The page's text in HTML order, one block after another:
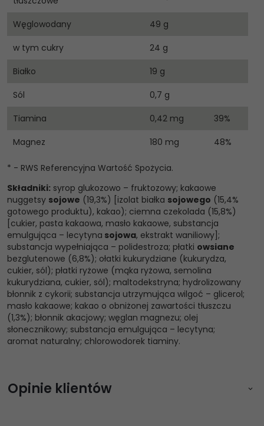
Węglowodany
49 g
w tym cukry
24 g
Białko
19 g
Sól
0,7 g
Tiamina
0,42 mg
39%
Magnez
180 mg 48%
* - RWS Referencyjna Wartość Spożycia.
Składniki: syrop glukozowo – fruktozowy; kakaowe
nuggetsy sojowe (19,3%) [izolat białka sojowego (15,4%
gotowego produktu), kakao); ciemna czekolada (15,8%)
[cukier, pasta kakaowa, masło kakaowe, substancja
emulgująca – lecytyna sojowa, ekstrakt waniliowy];
substancja wypełniająca – polidestroza; płatki owsiane
bezglutenowe (6,8%); ołatki kukurydziane (kukurydza,
cukier, sól); płatki ryżowe (mąka ryżowa, semolina
kukurydziana, cukier, sól); maltodekstryna; hydrolizowany
błonnik z cykorii; substancja utrzymująca wilgoć – glicerol;
masło kakaowe; kakao o obniżonej zawartości tłuszczu
(1,3%); błonnik akacjowy; węglan magnezu; olej
słonecznikowy; substancja emulgująca – lecytyna;
aromat naturalny; chlorowodorek tiaminy.
Opinie klientów